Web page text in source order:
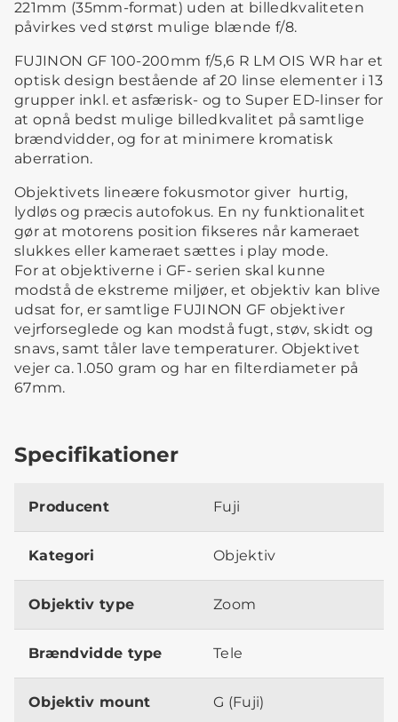
221mm (35mm-format) uden at billedkvaliteten
påvirkes ved størst mulige blænde f/8.
FUJINON GF 100-200mm f/5,6 R LM OIS WR har et
optisk design bestående af 20 linse elementer i 13
grupper inkl. et asfærisk- og to Super ED-linser for
at opnå bedst mulige billedkvalitet på samtlige
brændvidder, og for at minimere kromatisk
aberration.
Objektivets lineære fokusmotor giver hurtig,
lydløs og præcis autofokus. En ny funktionalitet
gør at motorens position fikseres når kameraet
slukkes eller kameraet sættes i play mode.
For at objektiverne i GF- serien skal kunne
modstå de ekstreme miljøer, et objektiv kan blive
udsat for, er samtlige FUJINON GF objektiver
vejrforseglede og kan modstå fugt, støv, skidt og
snavs, samt tåler lave temperaturer. Objektivet
vejer ca. 1.050 gram og har en filterdiameter på
67mm.
Specifikationer
Producent Fuji
Kategori Objektiv
Objektiv type Zoom
Brændvidde type Tele
Objektiv mount G (Fuji)